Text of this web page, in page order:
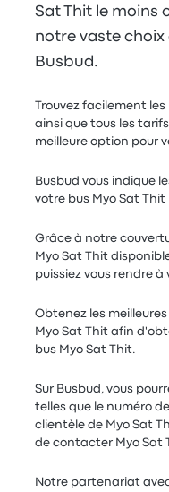
Sat Thit le moins
notre vaste choix
Busbud.
Trouvez facilement les
ainsi que tous les
meilleure option pour
Busbud vous indique
votre bus Myo Sat
Grâce à notre
Myo Sat Thit
puissiez vous rendre
Obtenez les
Myo Sat Thit afin
bus Myo Sat Thit.
Sur Busbud, vous
telles que le numéro
clientèle de Myo Sat
de contacter Myo Sat
Notre partenariat